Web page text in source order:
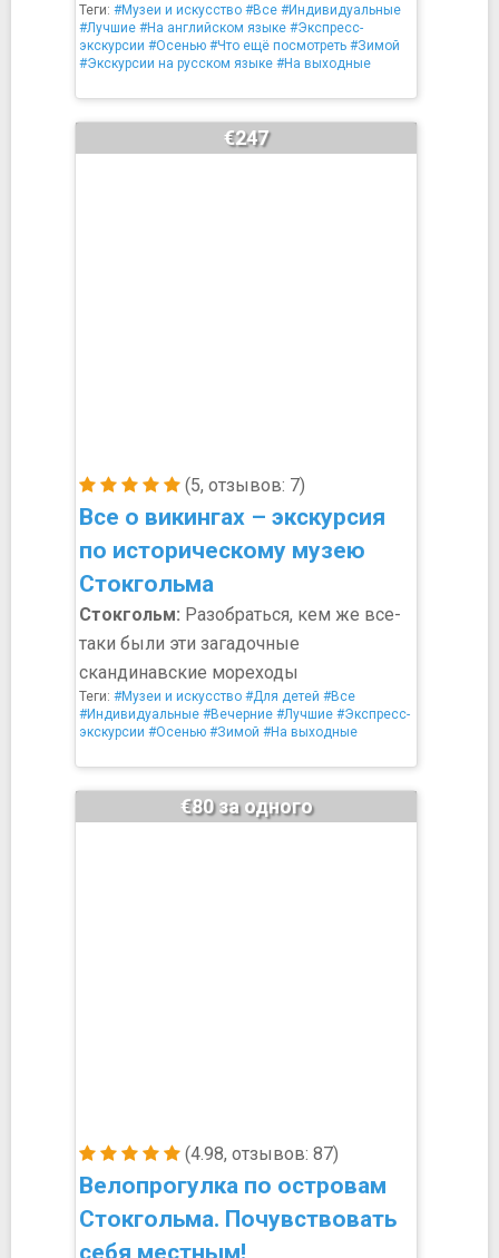
Теги: #Музеи и искусство #Все #Индивидуальные
#Лучшие #На английском языке #Экспресс-
экскурсии #Осенью #Что ещё посмотреть #Зимой
#Экскурсии на русском языке #На выходные
(5, отзывов: 7)
Все о викингах – экскурсия
по историческому музею
Стокгольма
€247
Стокгольм: Разобраться, кем же все-
таки были эти загадочные
скандинавские мореходы
Теги: #Музеи и искусство #Для детей #Все
#Индивидуальные #Вечерние #Лучшие #Экспресс-
экскурсии #Осенью #Зимой #На выходные
(4.98, отзывов: 87)
Велопрогулка по островам
Стокгольма. Почувствовать
себя местным!
€80 за одного